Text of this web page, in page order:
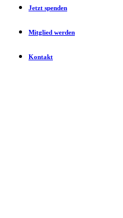
Jetzt spenden
Mitglied werden
Kontakt